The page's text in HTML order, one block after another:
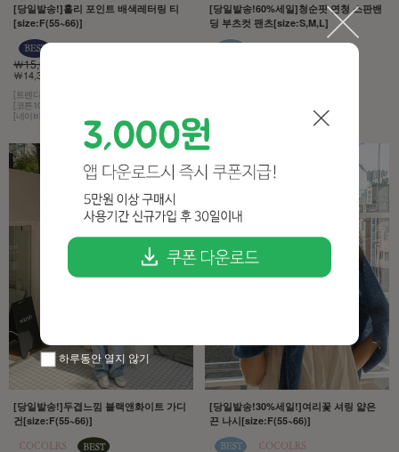
[당일발송!]홀리 포인트 배색레터링 티
[size:F(55~66)]
￦15,000
￦14,300 5%
[트렌디한 감성]
[코튼100% 소재]
[네이비 컬러에 화이트 레터링]
[당일발송!60%세일]청순핏 연청 스판밴
딩 부츠컷 팬츠[size:S,M,L]
[컬러는 4계절 내내 사랑받는 연청]
[당일발송!]두겹느낌 블랙앤화이트 가디
건[size:F(55~66)]
[당일발송!30%세일!]여리꽃 셔링 얇은
끈 나시[size:F(55~66)]
하루동안 열지 않기